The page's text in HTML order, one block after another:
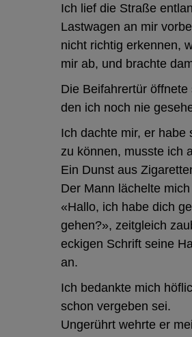
Ich lief die Straße
Lastwagen an mir
nicht richtig erkennen,
mir ab, und brachte
Die Beifahrertür
den ich noch nie
Ich dachte mir, er habe
zu können, musste ich
Ein Dunst aus
Der Mann lächelte
«Hallo, ich habe dich
gehen?», zeitgleich
eckigen Schrift seine
an.
Ich bedankte mich
schon vergeben sei.
Ungerührt wehrte er